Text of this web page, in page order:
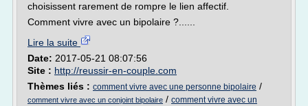
choisissent rarement de rompre le lien affectif.
Comment vivre avec un bipolaire ?......
Lire la suite
Date: 2017-05-21 08:07:56
Site : http://reussir-en-couple.com
Thèmes liés : comment vivre avec une personne bipolaire /
comment vivre avec un conjoint bipolaire / comment vivre avec un